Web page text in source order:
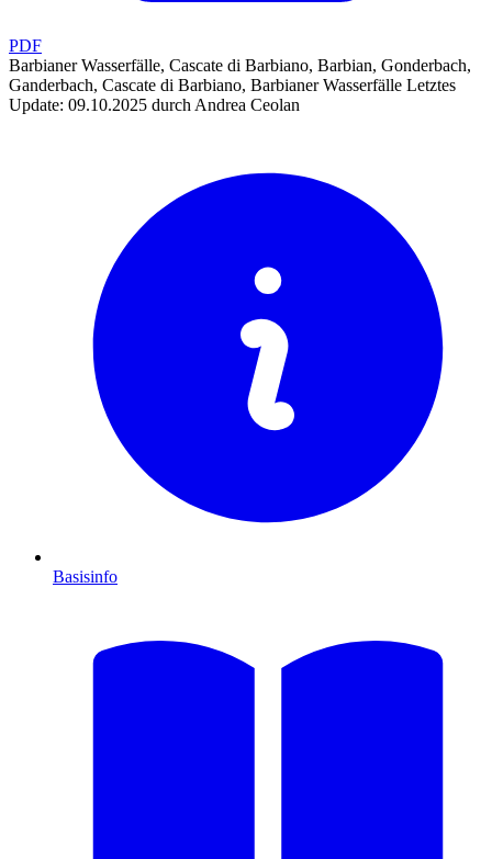
PDF
Barbianer Wasserfälle, Cascate di Barbiano, Barbian, Gonderbach,
Ganderbach, Cascate di Barbiano, Barbianer Wasserfälle Letztes
Update: 09.10.2025 durch Andrea Ceolan
Basisinfo